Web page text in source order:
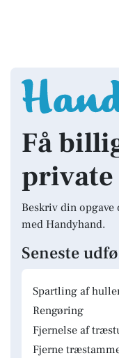
Få
private
Beskriv din
med Handyhand.
Seneste
Spartling af
Rengøring
Fjernelse af
Fjerne